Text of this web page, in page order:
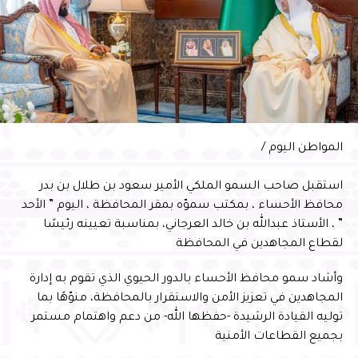
مؤكدًا أن الإنجاز يعكس التزام مختلف القطاعات بتعزيز
المسؤولية المجتمعية وتحسين جودة الحياة، مشيرًا إلى أن
“خطة الأحساء مدينة المسؤولية الاجتماعية 2026” تهدف إلى
تنفيذ مبادرات نوعية وشراكات فاعلة تعزز مكانة المحافظة
وفي ختام الحفل، سلّم سمو محافظ الأحساء شهادة السفير
الملا
المواطن اليوم /
استقبل صاحب السمو الملكي الأمير سعود بن طلال بن بدر
محافظ الأحساء ، بمكتب سموّه بمقر المحافظة ، اليوم ” الأحد
” ، الأستاذ عبدالله بن خالد العرجاني، بمناسبة تعيينه رئيسًا
لقطاع المجاهدين في المحافظة
وأشاد سمو محافظ الأحساء بالدور الحيوي الذي تقوم به إدارة
المجاهدين في تعزيز الأمن والاستقرار بالمحافظة، منوّهًا بما
توليه القيادة الرشيدة -حفظها الله- من دعم واهتمام مستمر
بجميع القطاعات الأمنية